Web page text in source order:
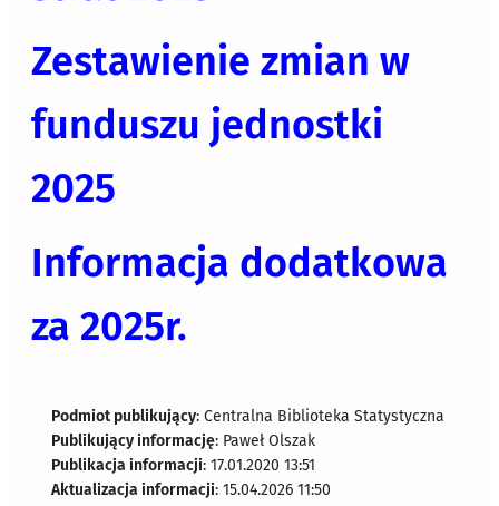
Zestawienie zmian w
funduszu jednostki
2025
Informacja dodatkowa
za 2025r.
Podmiot publikujący: Centralna Biblioteka Statystyczna
Publikujący informację: Paweł Olszak
Publikacja informacji: 17.01.2020 13:51
Aktualizacja informacji: 15.04.2026 11:50